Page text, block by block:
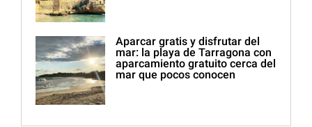
Aparcar gratis y disfrutar del
mar: la playa de Tarragona con
aparcamiento gratuito cerca del
mar que pocos conocen